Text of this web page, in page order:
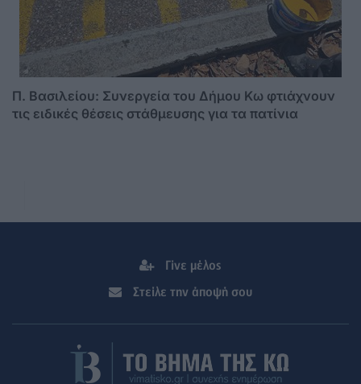
Π. Βασιλείου: Συνεργεία του Δήμου Κω φτιάχνουν
τις ειδικές θέσεις στάθμευσης για τα πατίνια
Γίνε μέλος
Στείλε την άποψή σου